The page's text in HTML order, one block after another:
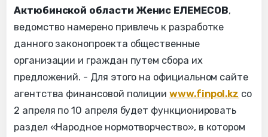
Актюбинской области Женис ЕЛЕМЕСОВ,
ведомство намерено привлечь к разработке
данного законопроекта общественные
организации и граждан путем сбора их
предложений. - Для этого на официальном сайте
агентства финансовой полицииwww.finpol.kz со
2 апреля по 10 апреля будет функционировать
раздел «Народное нормотворчество», в котором